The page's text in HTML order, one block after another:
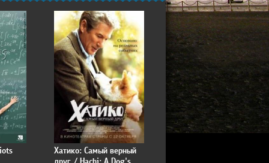
Хатико: Самый верный